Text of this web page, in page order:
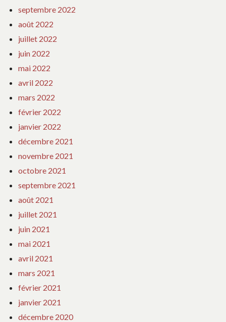
septembre 2022
août 2022
juillet 2022
juin 2022
mai 2022
avril 2022
mars 2022
février 2022
janvier 2022
décembre 2021
novembre 2021
octobre 2021
septembre 2021
août 2021
juillet 2021
juin 2021
mai 2021
avril 2021
mars 2021
février 2021
janvier 2021
décembre 2020